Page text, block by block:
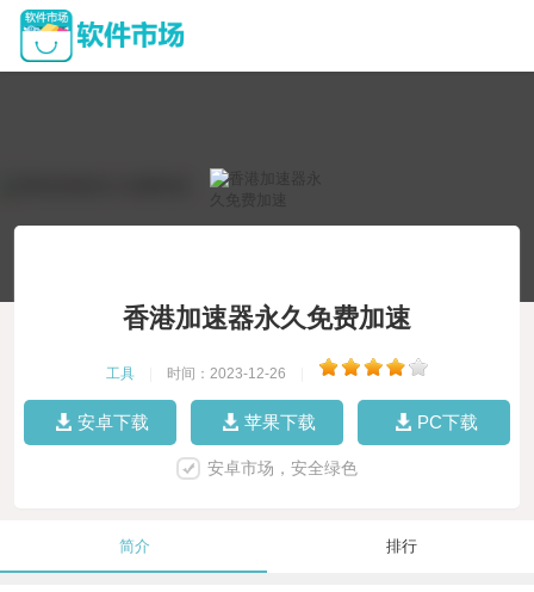
香港加速器永久免费加速
工具 时间：2023-12-26
安卓下载 苹果下载 PC下载
安卓市场，安全绿色
简介 排行